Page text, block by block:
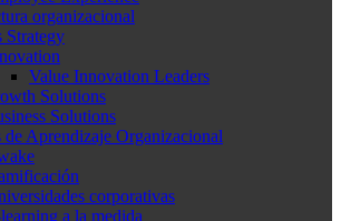
organizacional
Strategy
Value Innovation Leaders
Solutions
Solutions
de Aprendizaje Organizacional
corporativas
a la medida